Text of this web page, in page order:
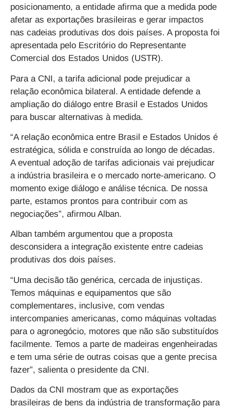
posicionamento, a entidade afirma que a medida pode
afetar as exportações brasileiras e gerar impactos
nas cadeias produtivas dos dois países. A proposta foi
apresentada pelo Escritório do Representante
Comercial dos Estados Unidos (USTR).
Para a CNI, a tarifa adicional pode prejudicar a
relação econômica bilateral. A entidade defende a
ampliação do diálogo entre Brasil e Estados Unidos
para buscar alternativas à medida.
“A relação econômica entre Brasil e Estados Unidos é
estratégica, sólida e construída ao longo de décadas.
A eventual adoção de tarifas adicionais vai prejudicar
a indústria brasileira e o mercado norte-americano. O
momento exige diálogo e análise técnica. De nossa
parte, estamos prontos para contribuir com as
negociações”, afirmou Alban.
Alban também argumentou que a proposta
desconsidera a integração existente entre cadeias
produtivas dos dois países.
“Uma decisão tão genérica, cercada de injustiças.
Temos máquinas e equipamentos que são
complementares, inclusive, com vendas
intercompanies americanas, como máquinas voltadas
para o agronegócio, motores que não são substituídos
facilmente. Temos a parte de madeiras engenheiradas
e tem uma série de outras coisas que a gente precisa
fazer”, salienta o presidente da CNI.
Dados da CNI mostram que as exportações
brasileiras de bens da indústria de transformação para